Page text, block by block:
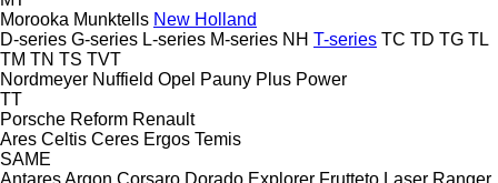
Morooka Munktells New Holland
D-series G-series L-series M-series NH T-series TC TD TG TL
TM TN TS TVT
Nordmeyer Nuffield Opel Pauny Plus Power
TT
Porsche Reform Renault
Ares Celtis Ceres Ergos Temis
SAME
AntaresArgon Corsaro Dorado Explorer Frutteto Laser Ranger